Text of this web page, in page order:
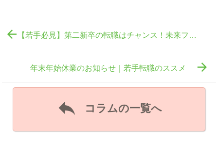
 【若手必見】第二新卒の転職はチャンス！未来ファーストで面接を確実に突破する3つの鍵

年末年始休業のお知らせ｜若手転職のススメ
 コラムの一覧へ